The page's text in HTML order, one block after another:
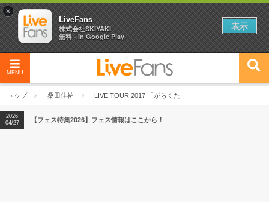
MENU
トップ 桑田佳祐 LIVE TOUR 2017 「がらくた」
2026
04/27
2026
【ライブ動員ランキング】2026年上半期編発表！
2026
04/27
【フェス特集2026】フェス情報はここから！
×
LiveFans
株式会社SKIYAKI
無料 - In Google Play
表示